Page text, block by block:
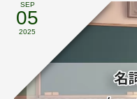
SEP
05
2025